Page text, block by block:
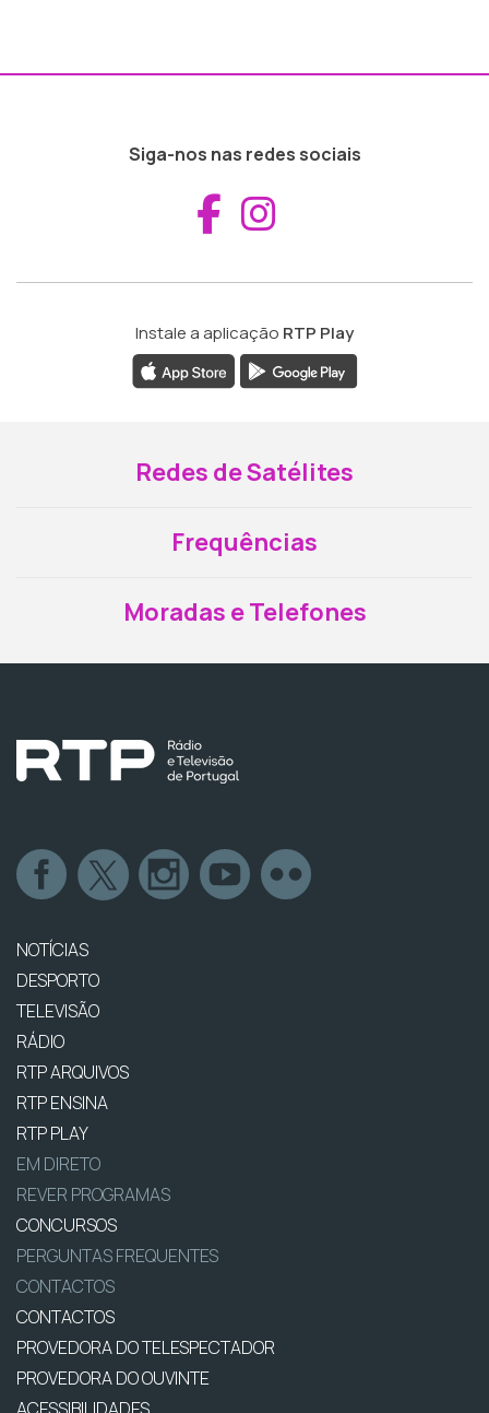
Siga-nos nas redes sociais
Aceder ao
Instale a aplicação RTP Play
Redes de Satélites
Frequências
Moradas e Telefones
NOTÍCIAS
DESPORTO
TELEVISÃO
RÁDIO
RTP ARQUIVOS
RTP ENSINA
RTP PLAY
EM DIRETO
REVER PROGRAMAS
CONCURSOS
PERGUNTAS FREQUENTES
CONTACTOS
CONTACTOS
PROVEDORA DO TELESPECTADOR
PROVEDORA DO OUVINTE
ACESSIBILIDADES